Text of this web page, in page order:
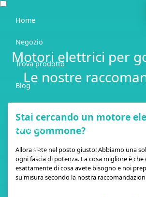
Home
Negozio
Trova prodotto
Blog
Contatto
IT
Motori elettrici per
Le nostre
Stai cercando un motore
tuo gommone?
Allora siete nel posto giusto! Abbiamo una
ogni fascia di potenza. La cosa migliore è
esattamente di cosa avete bisogno e noi
su misura secondo la nostra